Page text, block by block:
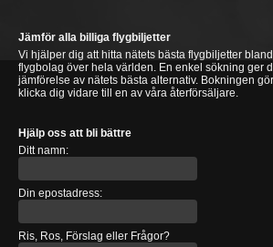
Jämför alla billiga flygbiljetter
Vi hjälper dig att hitta nätets bästa flygbiljetter
flygbolag över hela världen. En enkel sökning ger
jämförelse av nätets bästa alternativ. Bokningen
klicka dig vidare till en av våra återförsäljare.
Hjälp oss att bli bättre
Ditt namn:
Din epostadress:
Ris, Ros, Förslag eller Frågor?